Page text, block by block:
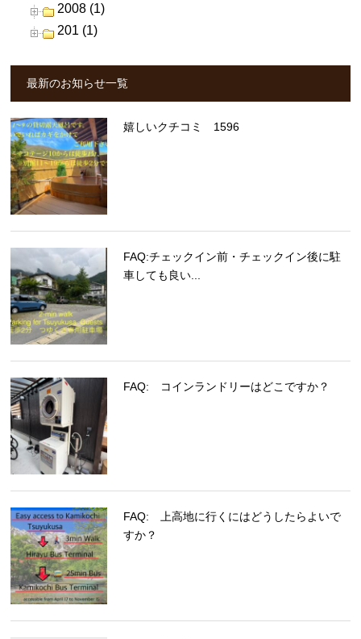
2008 (1)
201 (1)
最新のお知らせ一覧
嬉しいクチコミ 1596
FAQ:チェックイン前・チェックイン後に駐
車しても良い...
FAQ: コインランドリーはどこですか？
FAQ: 上高地に行くにはどうしたらよいで
すか？